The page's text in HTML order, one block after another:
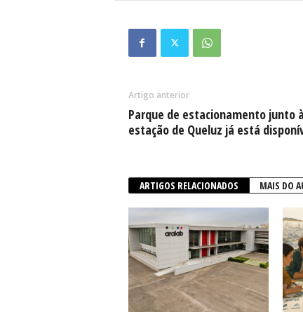
Artigo anterior
Parque de estacionamento junto à
estação de Queluz já está
ARTIGOS RELACIONADOS MAIS DO